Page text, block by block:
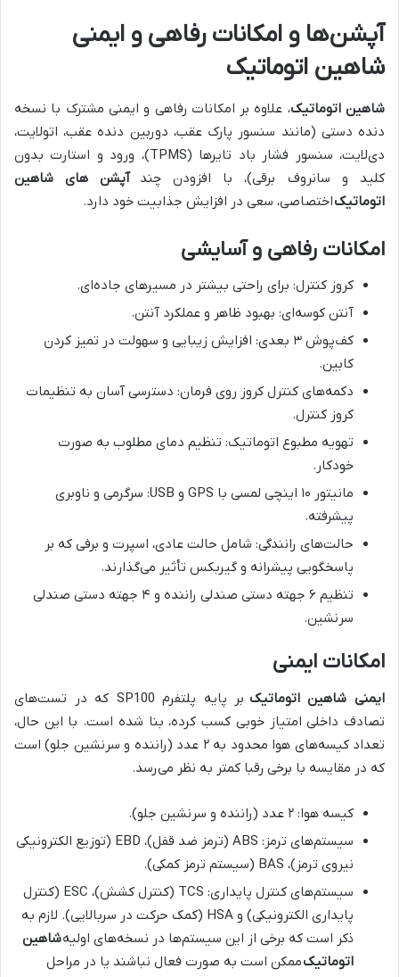
آپشن‌ها و امکانات رفاهی و ایمنی
شاهین اتوماتیک
شاهین اتوماتیک، علاوه بر امکانات رفاهی و ایمنی مشترک با نسخه
دنده دستی (مانند سنسور پارک عقب، دوربین دنده عقب، اتولایت،
دی‌لایت، سنسور فشار باد تایرها (TPMS)، ورود و استارت بدون
کلید و سانروف برقی)، با افزودن چند آپشن های شاهین
اتوماتیکاختصاصی، سعی در افزایش جذابیت خود دارد.
امکانات رفاهی و آسایشی
کروز کنترل: برای راحتی بیشتر در مسیرهای جاده‌ای.
آنتن کوسه‌ای: بهبود ظاهر و عملکرد آنتن.
کف‌پوش ۳ بعدی: افزایش زیبایی و سهولت در تمیز کردن
کابین.
دکمه‌های کنترل کروز روی فرمان: دسترسی آسان به تنظیمات
کروز کنترل.
تهویه مطبوع اتوماتیک: تنظیم دمای مطلوب به صورت
خودکار.
مانیتور ۱۰ اینچی لمسی با GPS و USB: سرگرمی و ناوبری
پیشرفته.
حالت‌های رانندگی: شامل حالت عادی، اسپرت و برفی که بر
پاسخگویی پیشرانه و گیربکس تأثیر می‌گذارند.
تنظیم ۶ جهته دستی صندلی راننده و ۴ جهته دستی صندلی
سرنشین.
امکانات ایمنی
ایمنی شاهین اتوماتیک
بر پایه پلتفرم SP100 که در تست‌های
تصادف داخلی امتیاز خوبی کسب کرده، بنا شده است. با این حال،
تعداد کیسه‌های هوا محدود به ۲ عدد (راننده و سرنشین جلو) است
که در مقایسه با برخی رقبا کمتر به نظر می‌رسد.
کیسه هوا: ۲ عدد (راننده و سرنشین جلو).
سیستم‌های ترمز: ABS (ترمز ضد قفل)، EBD (توزیع الکترونیکی
نیروی ترمز)، BAS (سیستم ترمز کمکی).
سیستم‌های کنترل پایداری: TCS (کنترل کشش)، ESC (کنترل
پایداری الکترونیکی) و HSA (کمک حرکت در سربالایی). لازم به
ذکر است که برخی از این سیستم‌ها در نسخه‌های اولیهشاهین
اتوماتیکممکن است به صورت فعال نباشند یا در مراحل